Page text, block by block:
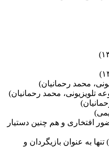
محمد رحمانیان)
محمد رحمانیان)
افتخاری و هم چنین دستیار
به عنوان بازیگردان و